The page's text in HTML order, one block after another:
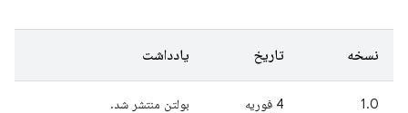
نسخه تاریخ یادداشت
1.0
4 فوریه
بولتن منتشر شد.